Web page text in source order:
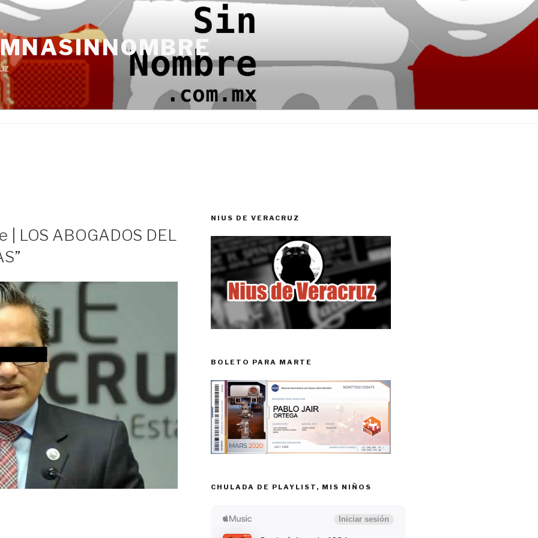
| LOS ABOGADOS DEL
NIUS DE VERACRUZ
BOLETO PARA MARTE
CHULADA DE PLAYLIST, MIS NIÑOS